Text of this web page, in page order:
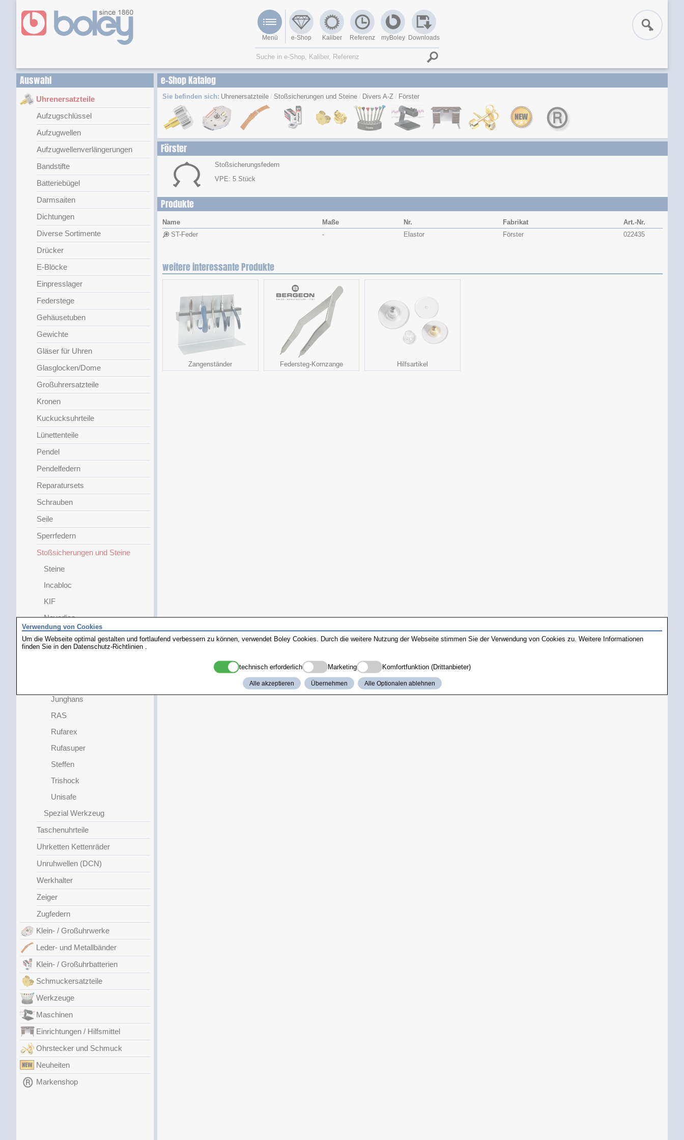
Menü e-Shop Kaliber Referenz myBoley Downloads
Auswahl
Uhrenersatzteile
Aufzugschlüssel
Aufzugwellen
Aufzugwellenverlängerungen
Bandstifte
Batteriebügel
Darmsaiten
Dichtungen
Diverse Sortimente
Drücker
E-Blöcke
Einpresslager
Federstege
Gehäusetuben
Gewichte
Gläser für Uhren
Glasglocken/Dome
Großuhrersatzteile
Kronen
Kuckucksuhrteile
Lünettenteile
Pendel
Pendelfedern
Reparatursets
Schrauben
Seile
Sperrfedern
Stoßsicherungen und Steine
Steine
Incabloc
KIF
Novodiac
Divers A-Z
Bifora
Junghans
RAS
Rufarex
Rufasuper
Steffen
Trishock
Unisafe
Spezial Werkzeug
Taschenuhrteile
Uhrketten Kettenräder
Unruhwellen (DCN)
Werkhalter
Zeiger
Zugfedern
Klein- / Großuhrwerke
Leder- und Metallbänder
Klein- / Großuhrbatterien
Schmuckersatzteile
Werkzeuge
Maschinen
Einrichtungen / Hilfsmittel
Ohrstecker und Schmuck
Neuheiten
Markenshop
e-Shop Katalog
Sie befinden sich: Uhrenersatzteile Stoßsicherungen und Steine Divers A-Z Förster
Förster
Stoßsicherungsfedern
VPE: 5 Stück
Produkte
Name Maße Nr. Fabrikat
Art.-Nr.
ST-Feder
- Elastor Förster 022435
weitere interessante Produkte
Zangenständer Federsteg-Kornzange Hilfsartikel
Verwendung von Cookies
Um die Webseite optimal gestalten und fortlaufend verbessern zu können, verwendet Boley Cookies. Durch die weitere Nutzung der Webseite stimmen Sie der Verwendung von Cookies zu. Weitere Informationen
finden Sie in den Datenschutz-Richtlinien
technisch erforderlich Marketing Komfortfunktion (Drittanbieter)
Alle akzeptieren Übernehmen Alle Optionalen ablehnen